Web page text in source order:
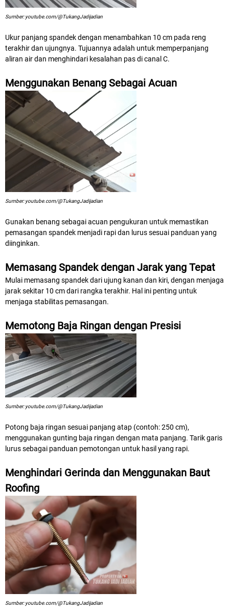
Sumber: youtube.com/@TukangJadijadian
Ukur panjang spandek dengan menambahkan 10 cm pada reng
terakhir dan ujungnya. Tujuannya adalah untuk memperpanjang
aliran air dan menghindari kesalahan pas di canal C.
Menggunakan Benang Sebagai Acuan
Sumber: youtube.com/@TukangJadijadian
Gunakan benang sebagai acuan pengukuran untuk memastikan
pemasangan spandek menjadi rapi dan lurus sesuai panduan yang
diinginkan.
Memasang Spandek dengan Jarak yang Tepat
Mulai memasang spandek dari ujung kanan dan kiri, dengan menjaga
jarak sekitar 10 cm dari rangka terakhir. Hal ini penting untuk
menjaga stabilitas pemasangan.
Memotong Baja Ringan dengan Presisi
Sumber: youtube.com/@TukangJadijadian
Potong baja ringan sesuai panjang atap (contoh: 250 cm),
menggunakan gunting baja ringan dengan mata panjang. Tarik garis
lurus sebagai panduan pemotongan untuk hasil yang rapi.
Menghindari Gerinda dan Menggunakan Baut
Roofing
Sumber: youtube.com/@TukangJadijadian